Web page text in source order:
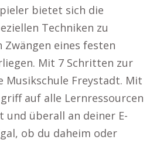
bietet sich die
Techniken zu
eines festen
Mit 7 Schritten zur
Musikschule Freystadt. Mit
auf alle Lernressourcen
und überall an deiner E-
ob du daheim oder